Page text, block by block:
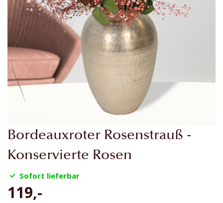
Bordeauxroter Rosenstrauß -
Konservierte Rosen
Sofort lieferbar
119,-
Zum
Anfang
der
springen